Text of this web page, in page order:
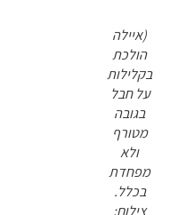
(איילה
הולכת
בקלילות
על חבל
בגובה
מטורף
ולא
מפחדת
בכלל.
צילום: